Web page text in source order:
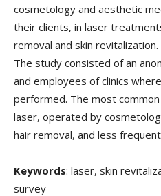
cosmetology and aesthetic
their clients, in laser
removal and skin revitalization.
The study consisted of an
and employees of clinics
performed. The most
laser, operated by
hair removal, and less
Keywords: laser, skin
survey